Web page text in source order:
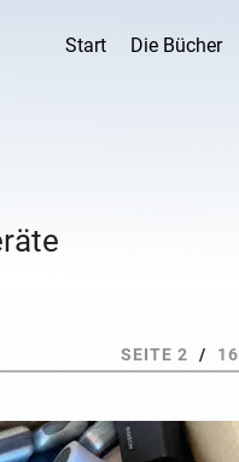
Start Die Bücher
SEITE 2 / 16